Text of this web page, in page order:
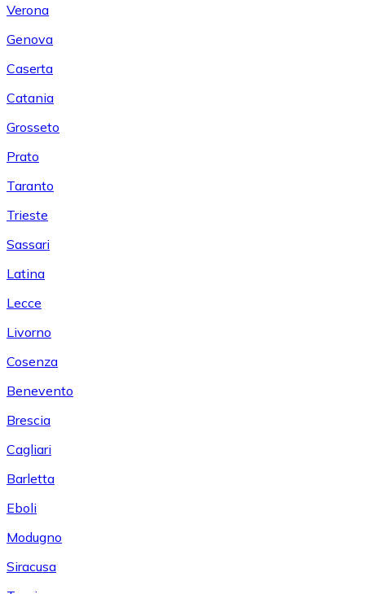
Verona
Genova
Caserta
Catania
Grosseto
Prato
Taranto
Trieste
Sassari
Latina
Lecce
Livorno
Cosenza
Benevento
Brescia
Cagliari
Barletta
Eboli
Modugno
Siracusa